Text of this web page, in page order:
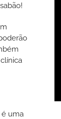
é uma